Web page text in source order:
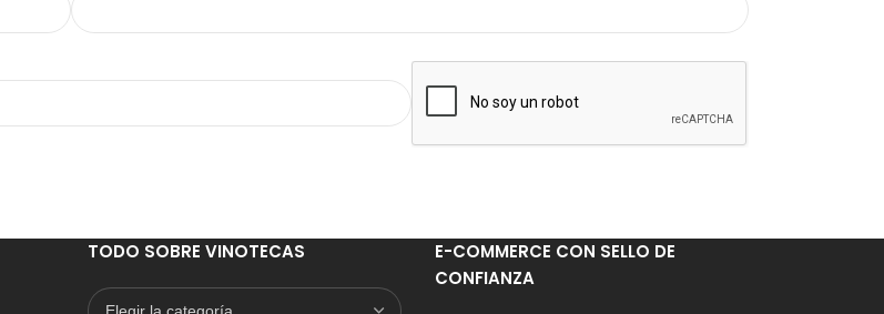
TODO SOBRE VINOTECAS
E-COMMERCE CON SELLO DE
CONFIANZA